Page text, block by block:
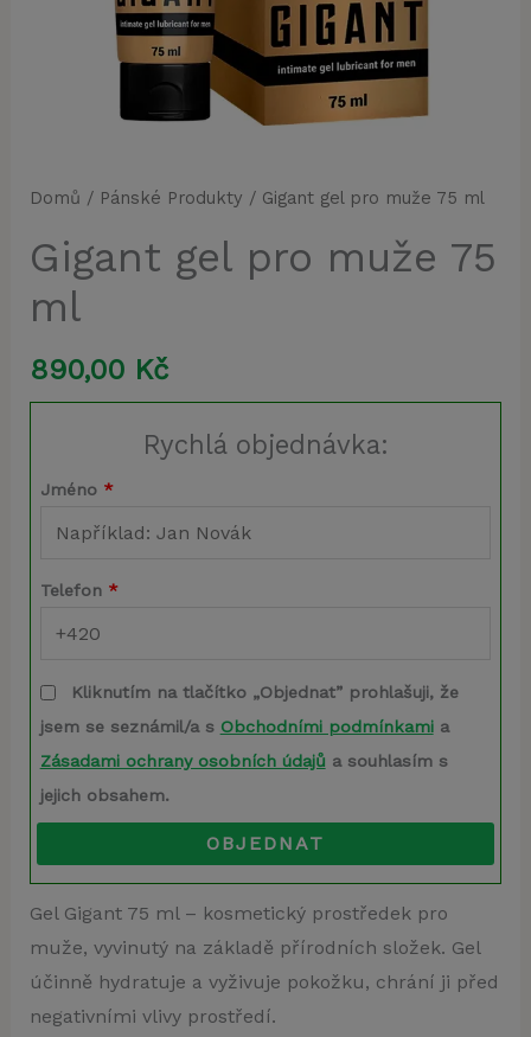
Domů / Pánské Produkty / Gigant gel pro muže 75 ml
Gigant gel pro muže 75
ml
890,00 Kč
Rychlá objednávka:
Jméno *
Telefon *
Kliknutím na tlačítko „Objednat” prohlašuji, že
jsem se seznámil/a s Obchodními podmínkamia
Zásadami ochrany osobních údajů a souhlasím s
jejich obsahem.
OBJEDNAT
Gel Gigant 75 ml – kosmetický prostředek pro
muže, vyvinutý na základě přírodních složek. Gel
účinně hydratuje a vyživuje pokožku, chrání ji před
negativními vlivy prostředí.